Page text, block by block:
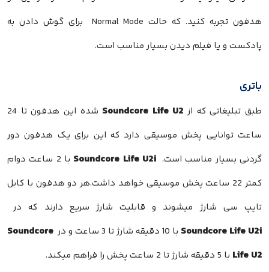
هدفون تجربه کنید. که حالت Normal Mode برای گوش دادن به
پادکست و یا فیلم دیدن بسیار مناسب است.
باتری
طبق تبلیغاتی که از Soundcore Life U2
شده این هدفون تا 24
ساعت توانایی پخش موسیقی دارد که این برای یک هدفون دور
گردنی بسیار مناسب است. Soundcore Life U2i
با 2 ساعت دوام
کمتر 22 ساعت پخش موسیقی خواهد داشت.هر دو هدفون با کابل
تایپ سی شارژ میشوند و قابلیت شارژ سریع دارند که در
Soundcore Life U2i با 10 دقیقه شارژ تا 3 ساعت و در
Soundcore
Life U2 با 5 دقیقه شارژ تا 2 ساعت پخش را فراهم میکند.